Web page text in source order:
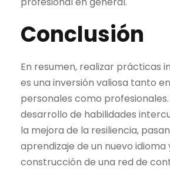
Conclusión
En resumen, realizar prácticas
es una inversión valiosa tanto
personales como
desarrollo de habilidades
la mejora de la resiliencia,
aprendizaje de un nuevo idioma
construcción de una red de